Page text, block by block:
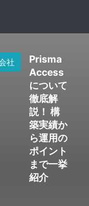
社
Prisma
Access
について
徹底解
説！ 構
築実績か
ら運用の
ポイント
まで一挙
紹介